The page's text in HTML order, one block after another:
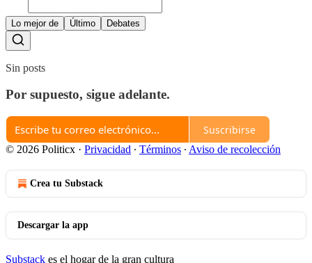
Lo mejor de Último Debates
Sin posts
Por supuesto, sigue adelante.
Suscribirse
© 2026 Politicx · Privacidad ∙ Términos ∙ Aviso de recolección
Crea tu Substack
Descargar la app
Substack es el hogar de la gran cultura